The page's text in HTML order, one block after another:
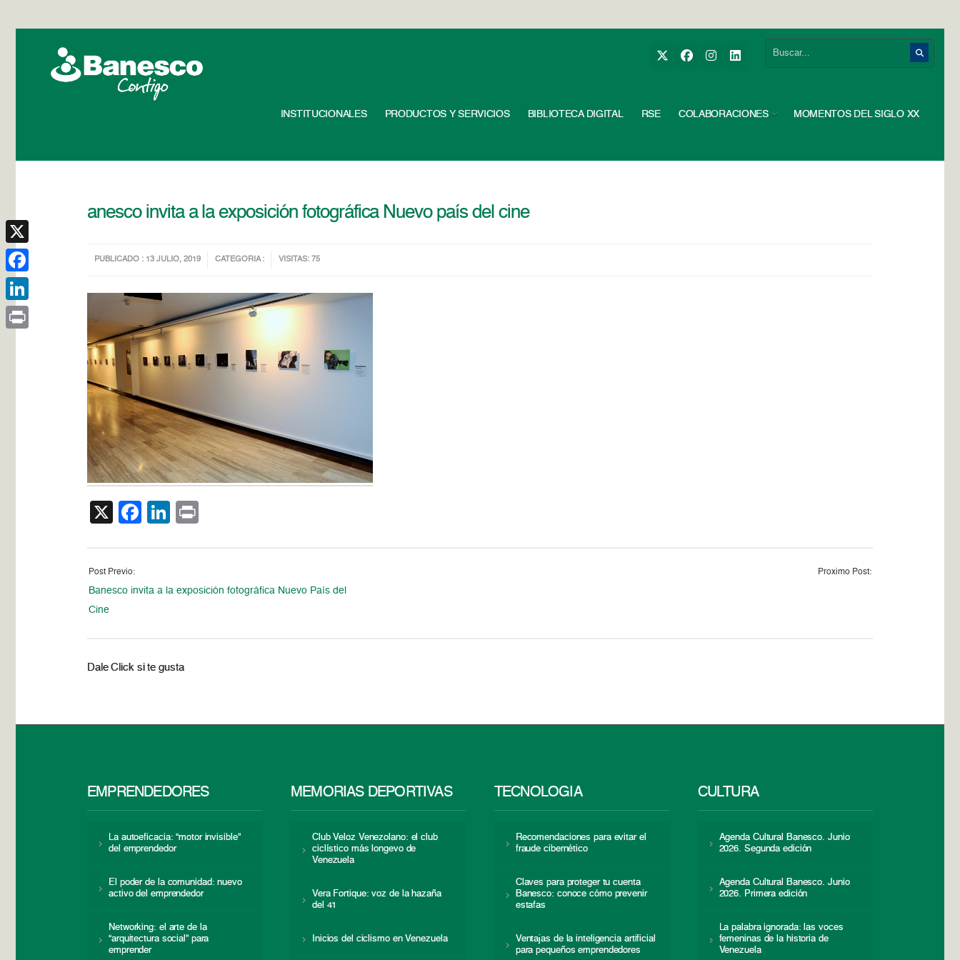
INSTITUCIONALES PRODUCTOS Y SERVICIOS BIBLIOTECA DIGITAL RSE COLABORACIONES MOMENTOS DEL SIGLO XX
anesco invita a la exposición fotográfica Nuevo país del cine
PUBLICADO : 13 JULIO, 2019 CATEGORIA : VISITAS: 75
X Facebook
LinkedIn
Post Previo:
Banesco invita a la exposición fotográfica Nuevo País del
Cine
Proximo Post:
Dale Click si te gusta
EMPRENDEDORES
La autoeficacia: “motor invisible”
del emprendedor
El poder de la comunidad: nuevo
activo del emprendedor
Networking: el arte de la
“arquitectura social” para
emprender
MEMORIAS DEPORTIVAS
Club Veloz Venezolano: el club
ciclístico más longevo de
Venezuela
Vera Fortique: voz de la hazaña
del 41
Inicios del ciclismo en Venezuela
TECNOLOGÍA
Recomendaciones para evitar el
fraude cibernético
Claves para proteger tu cuenta
Banesco: conoce cómo prevenir
estafas
Ventajas de la inteligencia artificial
para pequeños emprendedores
CULTURA
Agenda Cultural Banesco. Junio
2026. Segunda edición
Agenda Cultural Banesco. Junio
2026. Primera edición
La palabra ignorada: las voces
femeninas de la historia de
Venezuela
X
Facebook
LinkedIn